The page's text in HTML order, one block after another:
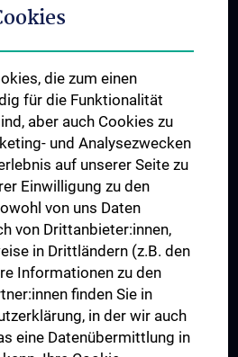
die zum einen
für die Funktionalität
aber auch Cookies zu
und Analysezwecken
auf unserer Seite zu
Einwilligung zu den
von uns Daten
von Drittanbieter:innen,
in Drittländern (z.B. den
Informationen zu den
finden Sie in
in der wir auch
eine Datenübermittlung in